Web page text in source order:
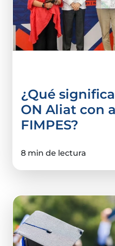
¿Qué
ON Aliat con
FIMPES?
8 min de lectura